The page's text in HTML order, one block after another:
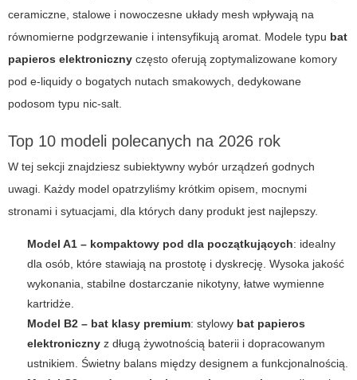
ceramiczne, stalowe i nowoczesne układy mesh wpływają na
równomierne podgrzewanie i intensyfikują aromat. Modele typu bat
papieros elektroniczny często oferują zoptymalizowane komory
pod e-liquidy o bogatych nutach smakowych, dedykowane
podosom typu nic-salt.
Top 10 modeli polecanych na 2026 rok
W tej sekcji znajdziesz subiektywny wybór urządzeń godnych
uwagi. Każdy model opatrzyliśmy krótkim opisem, mocnymi
stronami i sytuacjami, dla których dany produkt jest najlepszy.
Model A1 – kompaktowy pod dla początkujących: idealny
dla osób, które stawiają na prostotę i dyskrecję. Wysoka jakość
wykonania, stabilne dostarczanie nikotyny, łatwe wymienne
kartridże.
Model B2 – bat klasy premium: stylowy bat papieros
elektroniczny z długą żywotnością baterii i dopracowanym
ustnikiem. Świetny balans między designem a funkcjonalnością.